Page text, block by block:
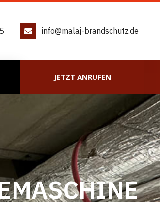
info@malaj-brandschutz.de
JETZT ANRUFEN